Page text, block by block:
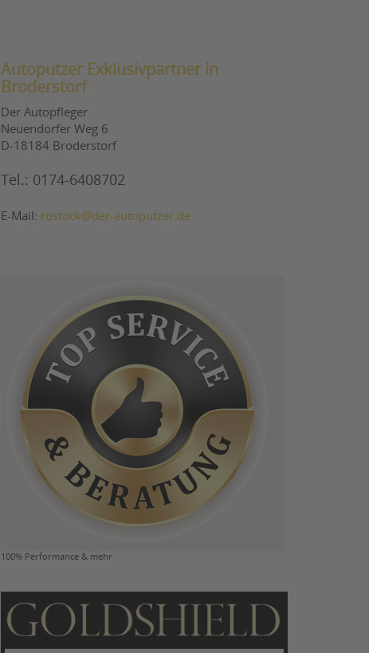
Autoputzer Exklusivpartner in
Broderstorf
Der Autopfleger
Neuendorfer Weg 6
D-18184 Broderstorf
Tel.: 0174-6408702
E-Mail: rostock@der-autoputzer.de
100% Performance & mehr